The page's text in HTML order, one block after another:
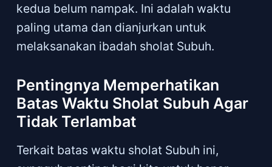
kedua belum nampak. Ini adalah waktu
paling utama dan dianjurkan untuk
melaksanakan ibadah sholat Subuh.
Pentingnya Memperhatikan
Batas Waktu Sholat Subuh Agar
Tidak Terlambat
Terkait batas waktu sholat Subuh ini,